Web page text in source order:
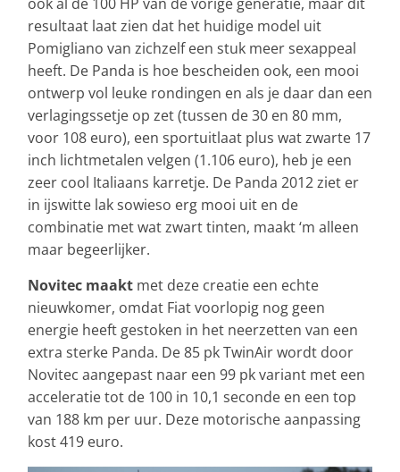
resultaat laat zien dat het huidige model uit
Pomigliano van zichzelf een stuk meer sexappeal
heeft. De Panda is hoe bescheiden ook, een mooi
ontwerp vol leuke rondingen en als je daar dan een
verlagingssetje op zet (tussen de 30 en 80 mm,
voor 108 euro), een sportuitlaat plus wat zwarte 17
inch lichtmetalen velgen (1.106 euro), heb je een
zeer cool Italiaans karretje. De Panda 2012 ziet er
in ijswitte lak sowieso erg mooi uit en de
combinatie met wat zwart tinten, maakt ‘m alleen
maar begeerlijker.
Novitec maakt met deze creatie een echte
nieuwkomer, omdat Fiat voorlopig nog geen
energie heeft gestoken in het neerzetten van een
extra sterke Panda. De 85 pk TwinAir wordt door
Novitec aangepast naar een 99 pk variant met een
acceleratie tot de 100 in 10,1 seconde en een top
van 188 km per uur. Deze motorische aanpassing
kost 419 euro.